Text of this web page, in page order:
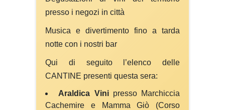
presso i negozi in città
Musica e divertimento fino a tarda
notte con i nostri bar
Qui di seguito l’elenco delle
CANTINE presenti questa sera:
Araldica Vini presso Marchiccia
Cachemire e Mamma Giò (Corso